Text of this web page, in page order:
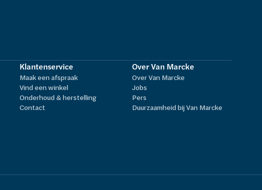
Klantenservice
Maak een afspraak
Vind een winkel
Onderhoud & herstelling
Contact
Over Van Marcke
Over Van Marcke
Jobs
Pers
Duurzaamheid bij Van Marcke